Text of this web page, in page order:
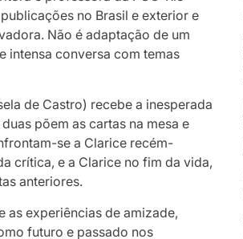
no Brasil e exterior e
Não é adaptação de um
intensa conversa com temas
de Castro) recebe a inesperada
põem as cartas na mesa e
se a Clarice recém-
crítica, e a Clarice no fim da vida,
anteriores.
as experiências de amizade,
futuro e passado nos